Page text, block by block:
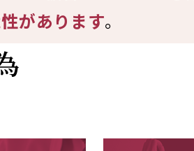
があります。